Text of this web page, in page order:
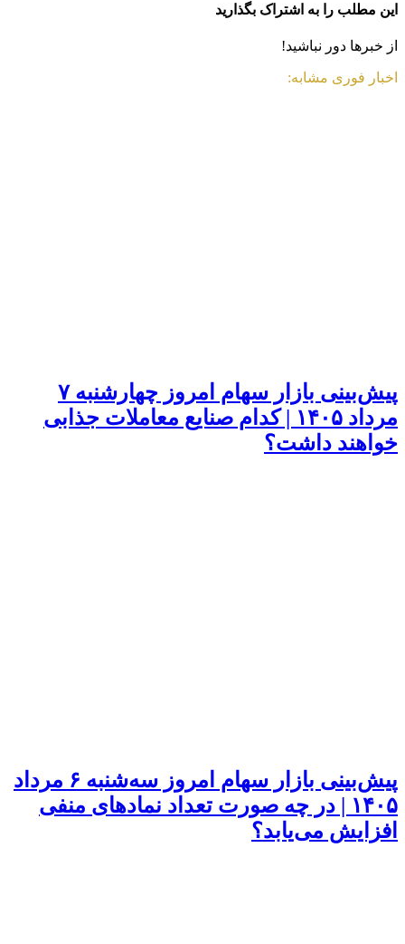
این مطلب را به اشتراک بگذارید
از خبرها دور نباشید!
اخبار فوری مشابه:
پیش‌بینی بازار سهام امروز چهارشنبه ۷
مرداد ۱۴۰۵ | کدام صنایع معاملات جذابی
خواهند داشت؟
پیش‌بینی بازار سهام امروز سه‌شنبه ۶ مرداد
۱۴۰۵ | در چه صورت تعداد نماد‌های منفی
افزایش می‌یابد؟